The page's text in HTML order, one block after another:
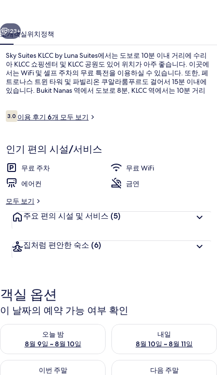
사
진
갤
러
리
다음
123+
소개객실위치정책
Sky Suites KLCC by Luna Suites에서는 도보로 10분 이내 거리에 수리
아 KLCC 쇼핑센터 및 KLCC 공원도 있어 위치가 아주 좋습니다. 이곳에
서는 WiFi 및 셀프 주차의 무료 특전을 이용하실 수 있습니다. 또한, 페
트로나스 트윈 타워 및 파빌리온 쿠알라룸푸르도 걸어서 15분 이내에
있습니다. Bukit Nanas 역에서 도보로 8분, KLCC 역에서는 10분 거리
이
용
기
3.010점 만점 중 3.0점.
이용 후기 6개 모두 보기
인기 편의 시설/서비스
무료 주차
무료 WiFi
에어컨
금연
모두 보기
주요 편의 시설 및 서비스 (5)
집처럼 편안한 숙소 (6)
객실 옵션
이 날짜의 예약 가능 여부 확인
오늘 밤
8월 9일 ~ 8월 10일
오늘 밤 예약 가능 여부 확인, 8월 9일 ~ 8월 10일
내일
8월 10일 ~ 8월 11일
내일 예약 가능 여부 확인, 8월
이번 주말
이번 주말 예약 가능 여부 확인, 8월 14일 ~ 8월 16일
다음 주말
다음 주말 예약 가능 여부 확인